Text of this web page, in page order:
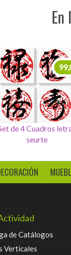
de 4 Cuadros
seurte
de Catálogos
Verticales